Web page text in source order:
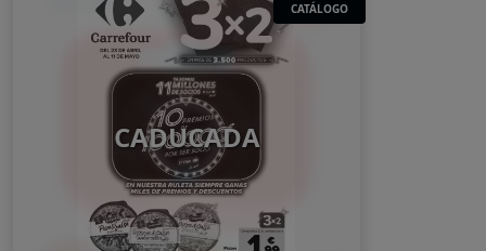
CATÁLOGO
CADUCADA